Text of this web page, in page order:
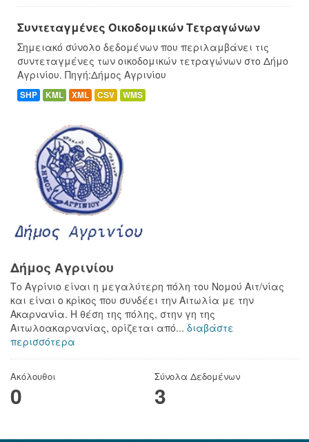
Συντεταγμένες Oικοδομικών Tετραγώνων
Σημειακό σύνολο δεδομένων που περιλαμβάνει τις
συντεταγμένες των οικοδομικών τετραγώνων στο Δήμο
Αγρινίου. Πηγή:Δήμος Αγρινίου
SHP KML XML CSV WMS
Δήμος Αγρινίου
Το Αγρίνιο είναι η μεγαλύτερη πόλη του Νομού Αιτ/νίας
και είναι ο κρίκος που συνδέει την Αιτωλία με την
Ακαρνανία. Η θέση της πόλης, στην γη της
Αιτωλοακαρνανίας, ορίζεται από... διαβάστε
περισσότερα
Ακόλουθοι
0
Σύνολα Δεδομένων
3